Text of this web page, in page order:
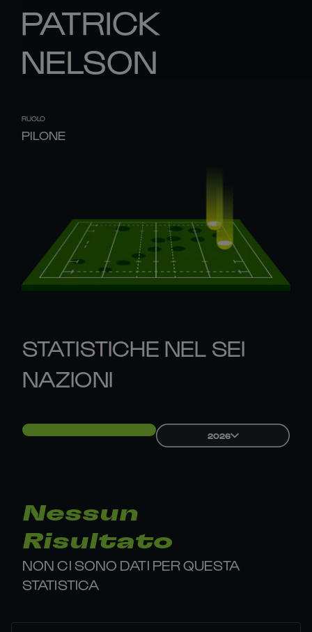
PATRICK
NELSON
RUOLO
PILONE
STATISTICHE NEL SEI
NAZIONI
2026
Nessun
Risultato
NON CI SONO DATI PER QUESTA
STATISTICA